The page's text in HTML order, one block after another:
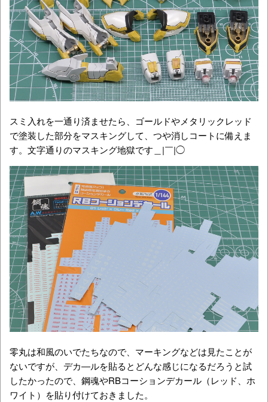
スミ入れを一通り済ませたら、ゴールドやメタリックレッド
で塗装した部分をマスキングして、つや消しコートに備えま
す。文字通りのマスキング地獄です＿|￣|◯
零丸は和風のいでたちなので、マーキングなどは見たことが
ないですが、デカ―ルを貼るとどんな感じになるだろうと試
したかったので、鋼魂やRBコーションデカール（レッド、ホ
ワイト）を貼り付けておきました。